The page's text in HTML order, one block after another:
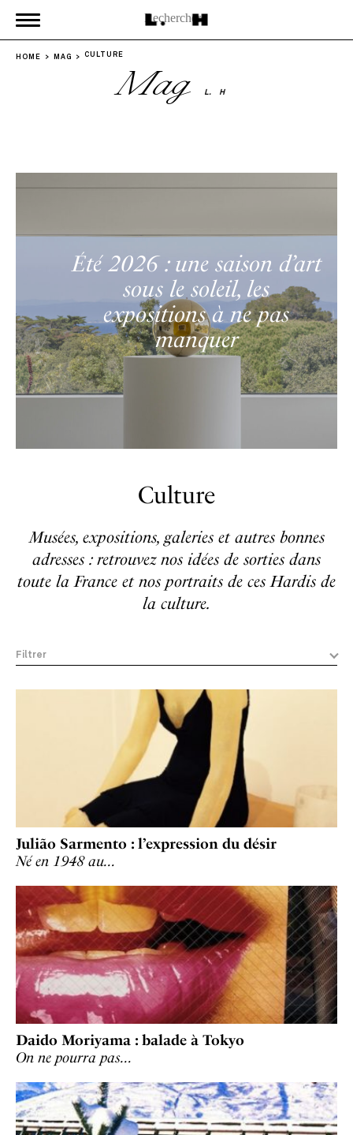
HOME MAG CULTURE
Mag L. H
Été 2026 : une saison d’art
sous le soleil, les
expositions à ne pas
manquer
Culture
Musées, expositions, galeries et autres bonnes
adresses : retrouvez nos idées de sorties dans
toute la France et nos portraits de ces Hardis de
la culture.
Filtrer
Julião Sarmento : l’expression du désir
Né en 1948 au…
Daido Moriyama : balade à Tokyo
On ne pourra pas…